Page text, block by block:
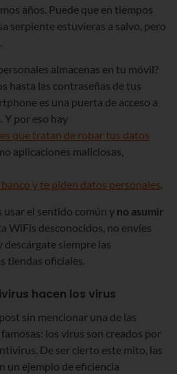
años. Puede que en tiempos
serpiente estuvieras a salvo, pero
almacenas en tu móvil?
hasta las contraseñas de tus
es una puerta de acceso a
Y por eso hay
que tratan de robar tus datos
aplicaciones maliciosas,
y te piden datos personales.
usar el sentido común y no asumir
WiFis desconocidos, no envíes
siempre las
tiendas oficiales.
hacen los virus
sin mencionar una de las
los virus son creados por
De ser cierto este mito, las
un ejemplo de eficiencia